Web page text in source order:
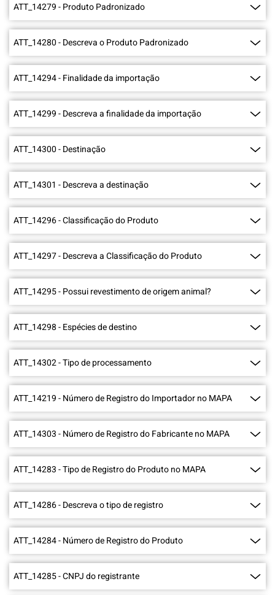
ATT_14279 - Produto Padronizado
ATT_14280 - Descreva o Produto Padronizado
ATT_14294- Finalidade da importação
ATT_14299 - Descreva a finalidade da importação
ATT_14300 - Destinação
ATT_14301 - Descreva a destinação
ATT_14296-Classificação do Produto
ATT_14297- Descreva a Classificação do Produto
ATT_14295- Possui revestimento de origem animal?
ATT_14298 - Espécies de destino
ATT_14302-Tipo de processamento
ATT_14219 - Número de Registro do Importador no MAPA
ATT_14303 - Número de Registro do Fabricante no MAPA
ATT_14283 -Tipo de Registro do Produto no MAPA
ATT_14286- Descreva o tipo de registro
ATT_14284- Número de Registro do Produto
ATT_14285-CNPJ do registrante